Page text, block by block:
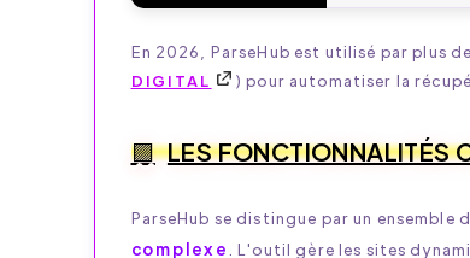
En 2026, ParseHub est utilisé par plus
DIGITAL
) pour automatiser la
LES FONCTIONNALITÉS
ParseHub se distingue par un ensemble
complexe . L'outil gère les sites